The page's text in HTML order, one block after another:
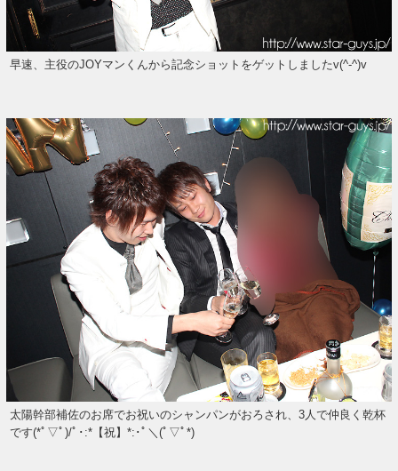
早速、主役のJOYマンくんから記念ショットをゲットしましたv(^-^)v
太陽幹部補佐のお席でお祝いのシャンパンがおろされ、3人で仲良く乾杯
です(*ﾟ▽ﾟ)/ﾟ･:*【祝】*:･ﾟ＼(ﾟ▽ﾟ*)